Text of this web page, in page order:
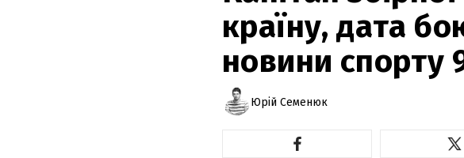
країну, дата
новини спорту
Юрій Семенюк